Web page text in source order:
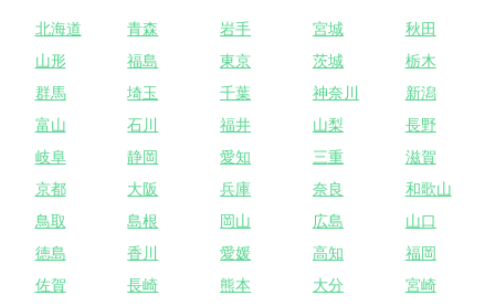
北海道 青森 岩手 宮城
秋田
山形
福島 東京 茨城
栃木
群馬
埼玉 千葉 神奈川
新潟
富山
石川 福井 山梨
長野
岐阜
静岡 愛知 三重
滋賀
京都
大阪 兵庫 奈良
和歌山
鳥取
島根 岡山 広島
山口
徳島
香川 愛媛 高知
福岡
佐賀
長崎 熊本 大分
宮崎